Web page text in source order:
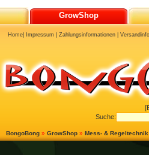
BongoBong » GrowShop » Mess- & Regeltechnik
GrowShop
Suche:
Home Impressum |Zahlungsinformationen |